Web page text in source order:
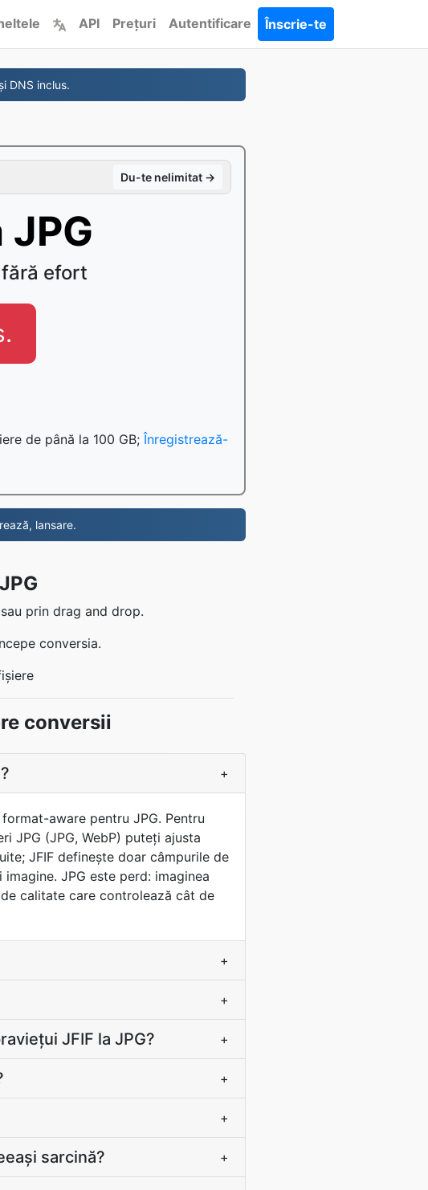
API Prețuri Autentificare Înscrie-te
DNS inclus.
Du-te nelimitat →
efort
de până la 100 GB;Înregistrează-
lansare.
prin drag and drop.
conversia.
conversii
+
aware pentru JPG. Pentru
JPG (JPG, WebP) puteți ajusta
JFIF definește doar câmpurile de
JPG este perd: imaginea
calitate care controlează cât de
+
+
JFIF la JPG? +
+
+
sarcină? +